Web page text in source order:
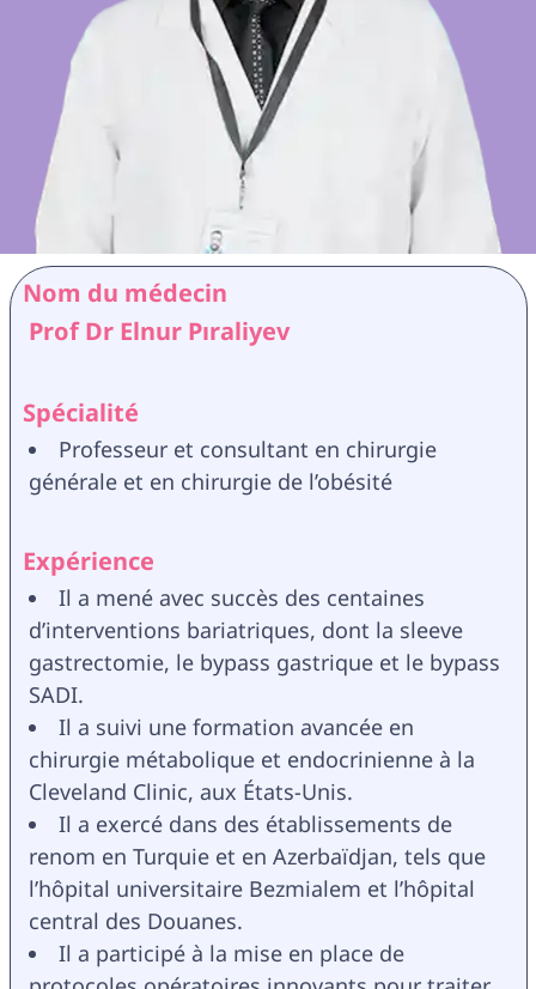
Nom du médecin
Prof Dr Elnur Pıraliyev
Spécialité
Professeur et consultant en chirurgie
générale et en chirurgie de l’obésité
Expérience
Il a mené avec succès des centaines
d’interventions bariatriques, dont la sleeve
gastrectomie, le bypass gastrique et le bypass
SADI.
Il a suivi une formation avancée en
chirurgie métabolique et endocrinienne à la
Cleveland Clinic, aux États-Unis.
Il a exercé dans des établissements de
renom en Turquie et en Azerbaïdjan, tels que
l’hôpital universitaire Bezmialem et l’hôpital
central des Douanes.
Il a participé à la mise en place de